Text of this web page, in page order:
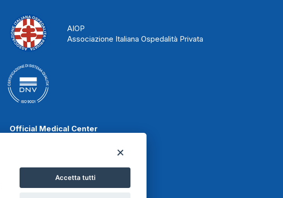
Accetta tutti
AIOP
Associazione Italiana Ospedalità Privata
Official Medical Center
Scafati Basket